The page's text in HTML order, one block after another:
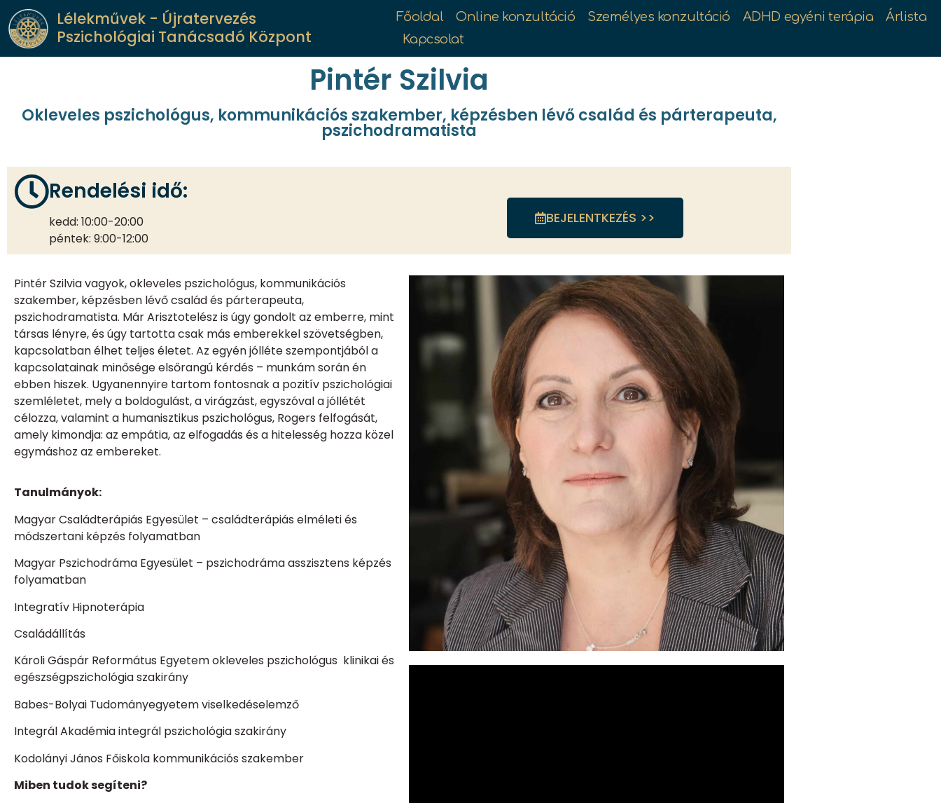
Lélekművek - Újratervezés
Pszichológiai Tanácsadó Központ
Főoldal Online konzultáció Személyes konzultáció ADHD egyéni terápia
Árlista
Kapcsolat
Pintér Szilvia
Okleveles pszichológus, kommunikációs szakember, képzésben lévő család és párterapeuta,
pszichodramatista
Rendelési idő:
kedd: 10:00-20:00
péntek: 9:00-12:00
BEJELENTKEZÉS >>
Pintér Szilvia vagyok, okleveles pszichológus, kommunikációs
szakember, képzésben lévő család és párterapeuta,
pszichodramatista. Már Arisztotelész is úgy gondolt az emberre, mint
társas lényre, és úgy tartotta csak más emberekkel szövetségben,
kapcsolatban élhet teljes életet. Az egyén jólléte szempontjából a
kapcsolatainak minősége elsőrangú kérdés – munkám során én
ebben hiszek. Ugyanennyire tartom fontosnaka pozitív pszichológiai
szemléletet, mely a boldogulást, a virágzást, egyszóval a jóllétét
célozza, valamint a humanisztikus pszichológus, Rogers felfogását,
amely kimondja: az empátia, az elfogadás és a hitelesség hozza közel
egymáshoz az embereket.
Tanulmányok:
Magyar Családterápiás Egyesület – családterápiás elméleti és
módszertani képzés folyamatban
Magyar Pszichodráma Egyesület – pszichodráma asszisztens képzés
folyamatban
Integratív Hipnoterápia
Családállítás
Károli Gáspár Református Egyetem okleveles pszichológus klinikai és
egészségpszichológia szakirány
Babes-Bolyai Tudományegyetemviselkedéselemző
Integrál Akadémiaintegrál pszichológia szakirány
Kodolányi János Főiskola kommunikációs szakember
Miben tudok segíteni?